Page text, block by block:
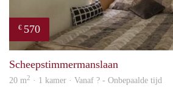
€ 570
Scheepstimmermanslaan
20 m2 · 1 kamer · Vanaf ? - Onbepaalde tijd